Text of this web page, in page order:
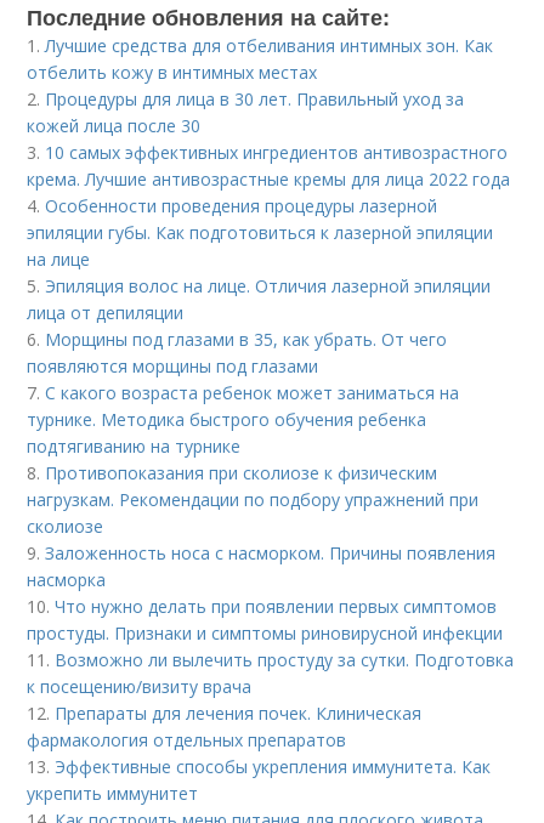
Последние обновления на сайте:
1.Лучшие средства для отбеливания интимных зон. Как
отбелить кожу в интимных местах
2. Процедуры для лица в 30 лет. Правильный уход за
кожей лица после 30
3. 10 самых эффективных ингредиентов антивозрастного
крема. Лучшие антивозрастные кремы для лица 2022 года
4.Особенности проведения процедуры лазерной
эпиляции губы. Как подготовиться к лазерной эпиляции
на лице
5. Эпиляция волос на лице. Отличия лазерной эпиляции
лица от депиляции
6. Морщины под глазами в 35, как убрать. От чего
появляются морщины под глазами
7.С какого возраста ребенок может заниматься на
турнике. Методика быстрого обучения ребенка
подтягиванию на турнике
8. Противопоказания при сколиозе к физическим
нагрузкам. Рекомендации по подбору упражнений при
сколиозе
9.Заложенность носа с насморком. Причины появления
насморка
10.Что нужно делать при появлении первых симптомов
простуды. Признаки и симптомы риновирусной инфекции
11. Возможно ли вылечить простуду за сутки. Подготовка
к посещению/визиту врача
12. Препараты для лечения почек. Клиническая
фармакология отдельных препаратов
13. Эффективные способы укрепления иммунитета. Как
укрепить иммунитет